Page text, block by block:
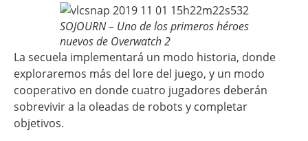
SOJOURN – Uno de los primeros héroes
nuevos de Overwatch 2
La secuela implementará un modo historia, donde
exploraremos más del lore del juego, y un modo
cooperativo en donde cuatro jugadores deberán
sobrevivir a la oleadas de robots y completar
objetivos.